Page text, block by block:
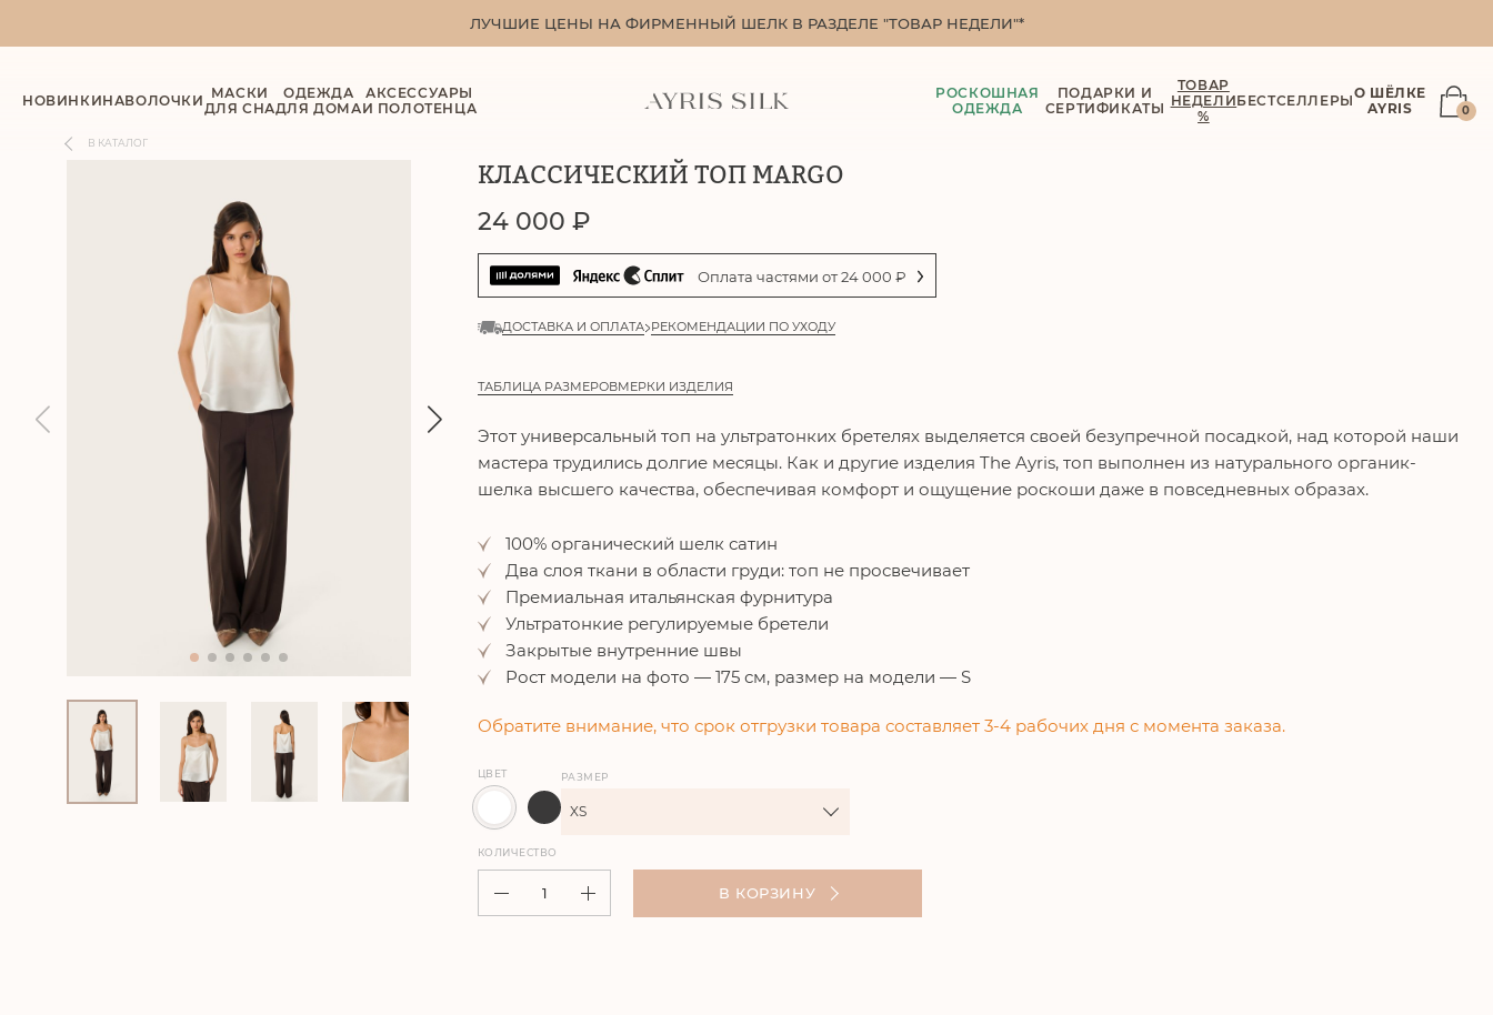
ЛУЧШИЕ ЦЕНЫ НА ФИРМЕННЫЙ ШЕЛК В РАЗДЕЛЕ "ТОВАР НЕДЕЛИ"*
НОВИНКИНАВОЛОЧКИ МАСКИ
ДЛЯ СНА
ОДЕЖДА
ДЛЯ ДОМА
АКСЕССУАРЫ
И ПОЛОТЕНЦА
РОСКОШНАЯ
ОДЕЖДА
ПОДАРКИ И
СЕРТИФИКАТЫ
ТОВАР
НЕДЕЛИ
%
БЕСТСЕЛЛЕРЫО ШЁЛКЕ
AYRIS
0
В КАТАЛОГ
КЛАССИЧЕСКИЙ ТОП MARGO
24 000 ₽
Оплата частями от24 000 ₽
ДОСТАВКА И ОПЛАТА РЕКОМЕНДАЦИИ ПО УХОДУ
ТАБЛИЦА РАЗМЕРОВМЕРКИ ИЗДЕЛИЯ
Этот универсальный топ на ультратонких бретелях выделяется своей безупречной посадкой, над которой наши
мастера трудились долгие месяцы. Как и другие изделия The Ayris, топ выполнен из натурального органик-
шелка высшего качества, обеспечивая комфорт и ощущение роскоши даже в повседневных образах.
100% органический шелк сатин
Два слоя ткани в области груди: топ не просвечивает
Премиальная итальянская фурнитура
Ультратонкие регулируемые бретели
Закрытые внутренние швы
Рост модели на фото — 175 см, размер на модели — S
Обратите внимание, что срок отгрузки товара составляет 3-4 рабочих дня с момента заказа.
ЦВЕТ РАЗМЕР
XS
КОЛИЧЕСТВО
В КОРЗИНУ